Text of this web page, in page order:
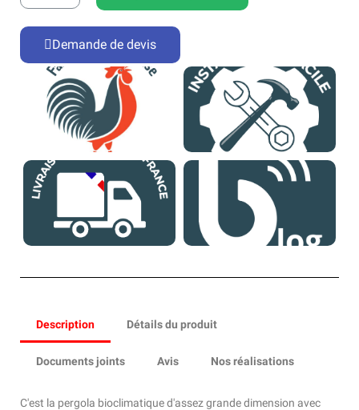
Demande de devis
Description Détails du produit
Documents joints Avis Nos réalisations
C'est la pergola bioclimatique d'assez grande dimension avec